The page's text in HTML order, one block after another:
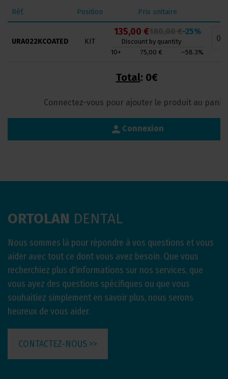
Réf. Position Prix unitaire
URA022KCOATED KIT
135,00 € -25%
Discount by quantity
10+
75,00 € –58.3%
Total: 0€
Connectez-vous pour ajouter le produit au
person Connexion
ORTOLAN DENTAL
Nous sommes là pour répondre à vos questions et vous
aider avec tout ce dont vous avez besoin. Que vous
recherchiez plus d'informations sur nos services, que
vous ayez des questions spécifiques ou que vous
souhaitiez simplement en savoir plus, nous serons
heureux de vous aider.
CONTACTEZ-NOUS >>